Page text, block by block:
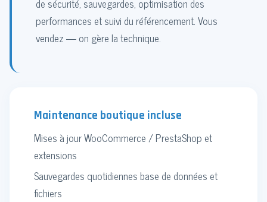
performances et suivi du référencement. Vous
vendez — on gère la technique.
Maintenance boutique incluse
Mises à jour WooCommerce / PrestaShop et
extensions
Sauvegardes quotidiennes base de données et
fichiers